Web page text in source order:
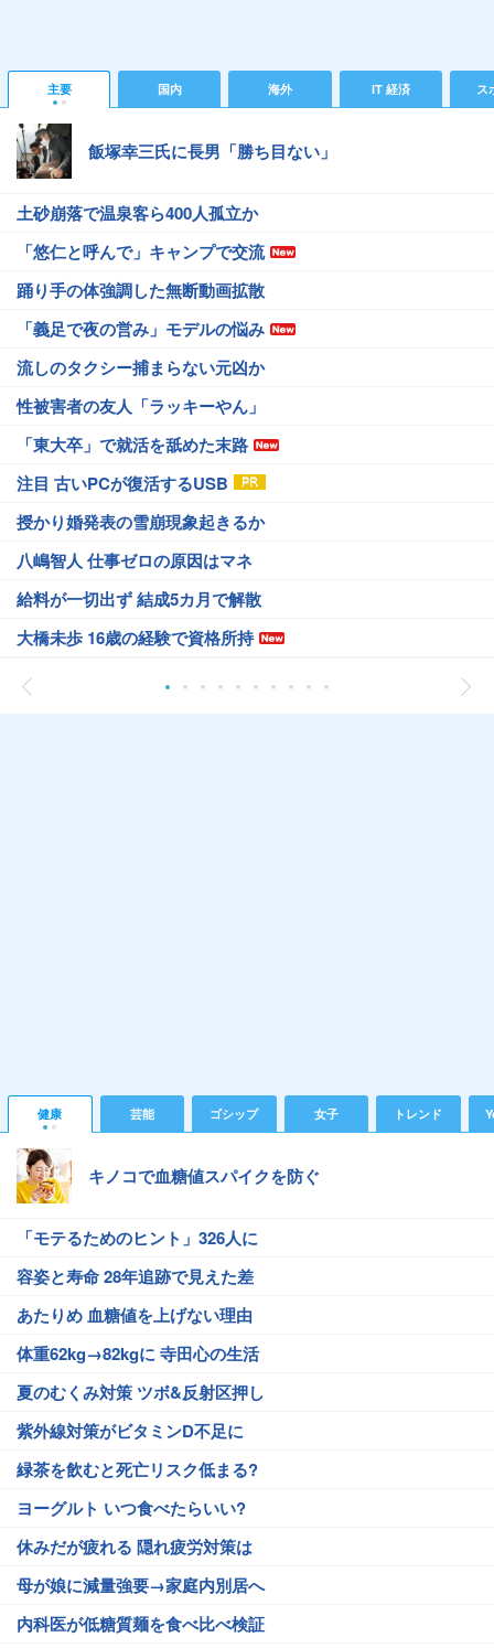
主要 国内 海外 IT 経済 ス
飯塚幸三氏に長男「勝ち目ない」
土砂崩落で温泉客ら400人孤立か
「悠仁と呼んで」キャンプで交流
踊り手の体強調した無断動画拡散
「義足で夜の営み」モデルの悩み
流しのタクシー捕まらない元凶か
性被害者の友人「ラッキーやん」
「東大卒」で就活を舐めた末路
注目 古いPCが復活するUSB
授かり婚発表の雪崩現象起きるか
八嶋智人 仕事ゼロの原因はマネ
給料が一切出ず 結成5カ月で解散
大橋未歩 16歳の経験で資格所持
健康 芸能 ゴシップ 女子 トレンド
キノコで血糖値スパイクを防ぐ
「モテるためのヒント」326人に
容姿と寿命 28年追跡で見えた差
あたりめ 血糖値を上げない理由
体重62kg→82kgに 寺田心の生活
夏のむくみ対策 ツボ&反射区押し
紫外線対策がビタミンD不足に
緑茶を飲むと死亡リスク低まる?
ヨーグルト いつ食べたらいい?
休みだが疲れる 隠れ疲労対策は
母が娘に減量強要→家庭内別居へ
内科医が低糖質麺を食べ比べ検証